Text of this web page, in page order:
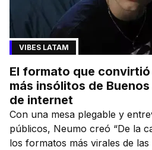
VIBES LATAM
El formato que
más insólitos de
de internet
Con una mesa plegable y
públicos, Neumo creó “De la
los formatos más virales de las